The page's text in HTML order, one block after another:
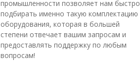
промышленности позволяет нам быстро
подбирать именно такую комплектацию
оборудования, которая в большей
степени отвечает вашим запросам и
предоставлять поддержку по любым
вопросам!